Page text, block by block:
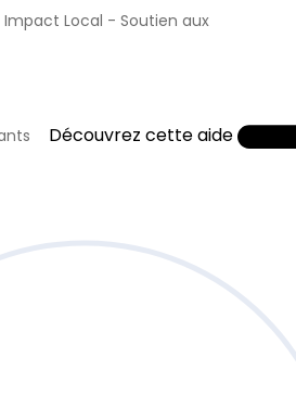
Impact Local - Soutien aux
Découvrez cette aide